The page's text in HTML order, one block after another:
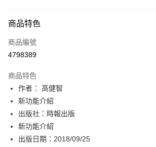
信用卡一次付款
ATM付款
運送方式
付款後全家取貨
每筆NT$60，滿NT$499(含以上)免運費
付款後7-11取貨
每筆NT$60，滿NT$499(含以上)免運費
商品特色
商品編號
4798389
商品特色
作者： 高健智
新功能介紹
出版社：時報出版
新功能介紹
出版日期：2018/09/25